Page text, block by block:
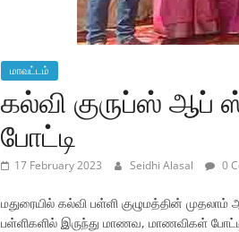
மாவட்டம்
கல்வி குருப்ஸ் ஆப்
போட்டி
17 February 2023 Seidhi Alasal 0
மதுரையில் கல்வி பள்ளி குழுமத்தின்
பள்ளிகளில் இருந்து மாணவ, மாணவிகள்